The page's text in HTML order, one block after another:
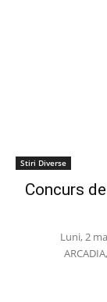
Stiri Diverse
Concurs
Luni, 2